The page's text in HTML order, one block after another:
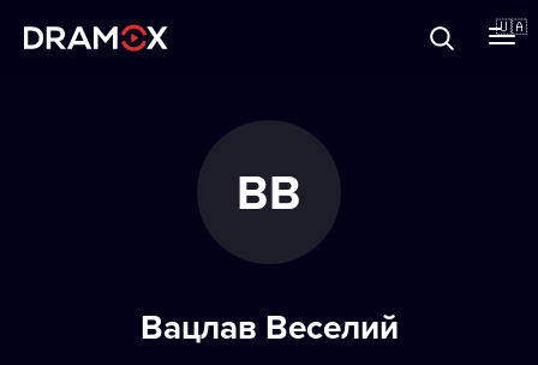
🇺🇦
Зареєструватися
ВВ
Вацлав Веселий